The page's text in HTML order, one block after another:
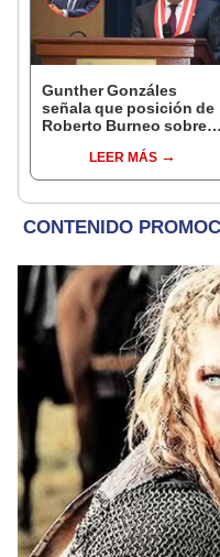
Gunther Gonzáles
señala que posición de
Roberto Burneo sobre
Aliaga no representan al
JNE
LEER MÁS